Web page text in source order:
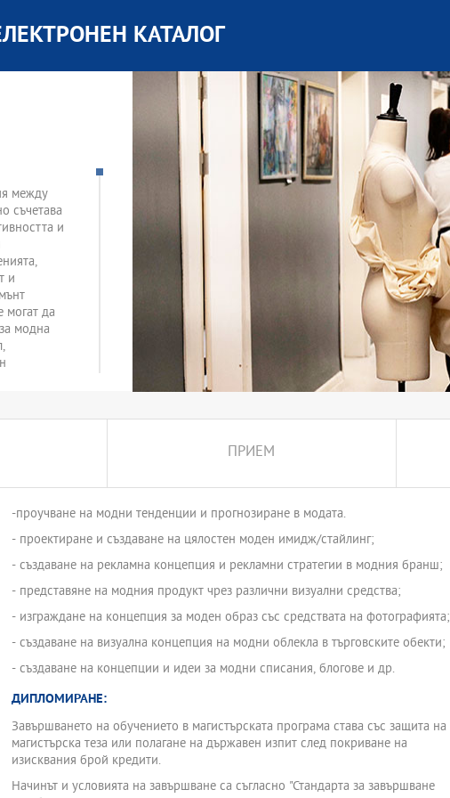
КАТАЛОГ
между
съчетава
и
и
могат да
модна
по стил
ПРИЕМ
-проучване на модни тенденции и прогнозиране в модата.
- проектиране и създаване на цялостен моден имидж/стайлинг;
- създаване на рекламна концепция и рекламни стратегии в модния бранш;
- представяне на модния продукт чрез различни визуални средства;
- изграждане на концепция за моден образ със средствата на фотографията;
- създаване на визуална концепция на модни облекла в търговските обекти;
- създаване на концепции и идеи за модни списания, блогове и др.
ДИПЛОМИРАНЕ:
Завършването на обучението в магистърската програма става със защита на
магистърска теза или полагане на държавен изпит след покриване на
изисквания брой кредити.
Начинът и условията на завършване са съгласно "Стандарта за завършване